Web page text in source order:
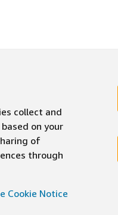
collect and
on your
of
through
Cookie Notice